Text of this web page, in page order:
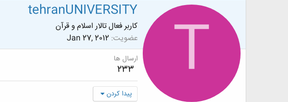
T
tehranUNIVERSITY
کاربر فعال تالار اسلام و قرآن
عضویت Jan 27, 2012
ارسال ها
233
پیدا کردن